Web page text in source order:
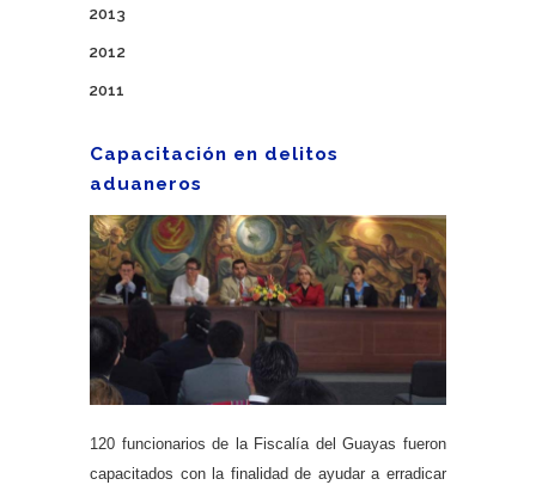
2013
2012
2011
Capacitación en delitos
aduaneros
120 funcionarios de la Fiscalía del Guayas fueron
capacitados con la finalidad de ayudar a erradicar